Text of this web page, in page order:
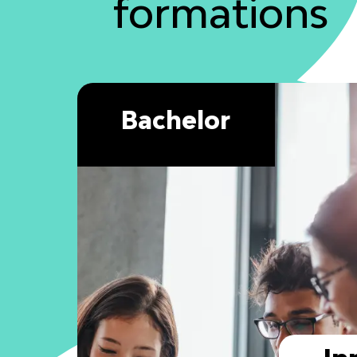
formations
Bachelor